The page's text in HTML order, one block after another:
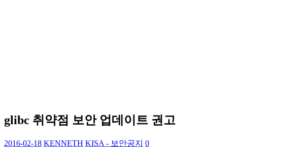
glibc 취약점 보안 업데이트 권고
2016-02-18 KENNETH KISA - 보안공지 0